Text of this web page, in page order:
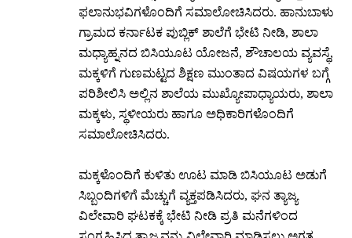
ಫಲಾನುಭವಿಗಳೊಂದಿಗೆ ಸಮಾಲೋಚಿಸಿದರು. ಹಾನುಬಾಳು
ಗ್ರಾಮದ ಕರ್ನಾಟಕ ಪುಬ್ಲಿಕ್ ಶಾಲೆಗೆ ಭೇಟಿ ನೀಡಿ, ಶಾಲಾ
ಮಧ್ಯಾಹ್ನನದ ಬಿಸಿಯೂಟ ಯೋಜನೆ, ಶೌಚಾಲಯ ವ್ಯವಸ್ಥೆ,
ಮಕ್ಕಳಿಗೆ ಗುಣಮಟ್ಟದ ಶಿಕ್ಷಣ ಮುಂತಾದ ವಿಷಯಗಳ ಬಗ್ಗೆ
ಪರಿಶೀಲಿಸಿ ಅಲ್ಲಿನ ಶಾಲೆಯ ಮುಖ್ಯೋಪಾಧ್ಯಾಯರು, ಶಾಲಾ
ಮಕ್ಕಳು, ಸ್ಥಳೀಯರು ಹಾಗೂ ಅಧಿಕಾರಿಗಳೊಂದಿಗೆ
ಸಮಾಲೋಚಿಸಿದರು.
ಮಕ್ಕಳೊಂದಿಗೆ ಕುಳಿತು ಊಟ ಮಾಡಿ ಬಿಸಿಯೂಟ ಅಡುಗೆ
ಸಿಬ್ಬಂದಿಗಳಿಗೆ ಮೆಚ್ಚುಗೆ ವ್ಯಕ್ತಪಡಿಸಿದರು, ಘನ ತ್ಯಾಜ್ಯ
ವಿಲೇವಾರಿ ಘಟಕಕ್ಕೆ ಭೇಟಿ ನೀಡಿ ಪ್ರತಿ ಮನೆಗಳಿಂದ